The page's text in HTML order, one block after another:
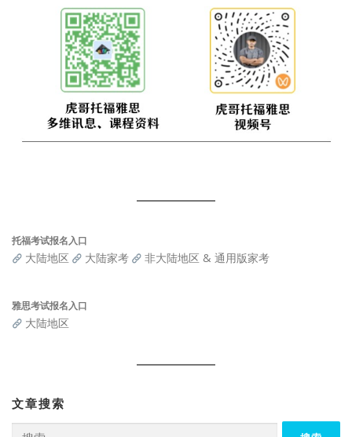
托福考试报名入口
大陆地区 大陆家考 非大陆地区 & 通用版家考
雅思考试报名入口
大陆地区
文章搜索